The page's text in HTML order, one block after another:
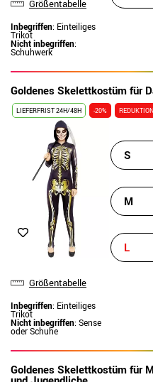
Größentabelle
Inbegriffen: Einteiliges
Trikot
Nicht inbegriffen:
Schuhwerk
Goldenes Skelettkostüm für
LIEFERFRIST 24H/48H -20%
Größentabelle
Inbegriffen: Einteiliges
Trikot
Nicht inbegriffen: Sense
oder Schuhe
S
M
L
Goldenes Skelettkostüm für